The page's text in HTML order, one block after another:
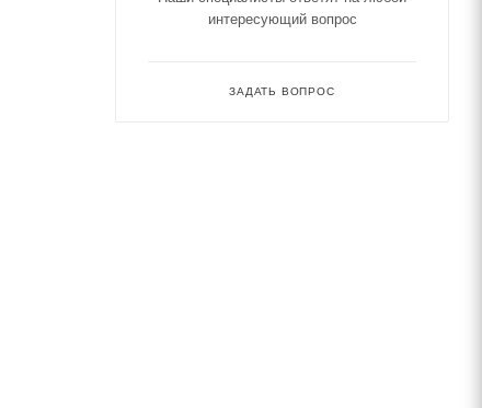
интересующий вопрос
ЗАДАТЬ ВОПРОС